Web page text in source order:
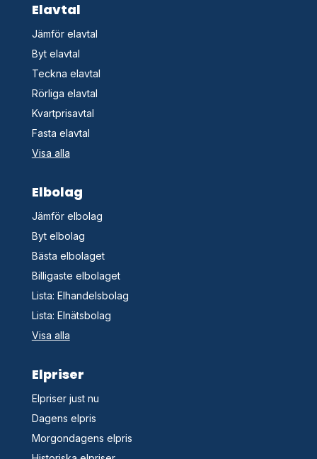
Elavtal
Jämför elavtal
Byt elavtal
Teckna elavtal
Rörliga elavtal
Kvartprisavtal
Fasta elavtal
Visa alla
Elbolag
Jämför elbolag
Byt elbolag
Bästa elbolaget
Billigaste elbolaget
Lista: Elhandelsbolag
Lista: Elnätsbolag
Visa alla
Elpriser
Elpriser just nu
Dagens elpris
Morgondagens elpris